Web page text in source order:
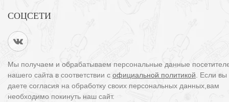
СОЦСЕТИ
Мы получаем и обрабатываем персональные данные
нашего сайта в соответствии с официальной политикой . Если
даете согласия на обработку своих персональных данных,вам
необходимо покинуть наш сайт.